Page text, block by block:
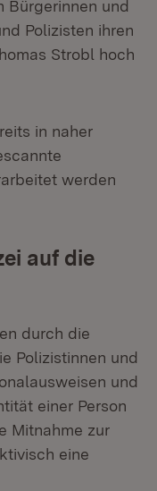
Bürgerinnen und
Polizisten ihren
Strobl hoch
in naher
werden
auf die
durch die
Polizistinnen und
und
einer Person
Mitnahme zur
eine